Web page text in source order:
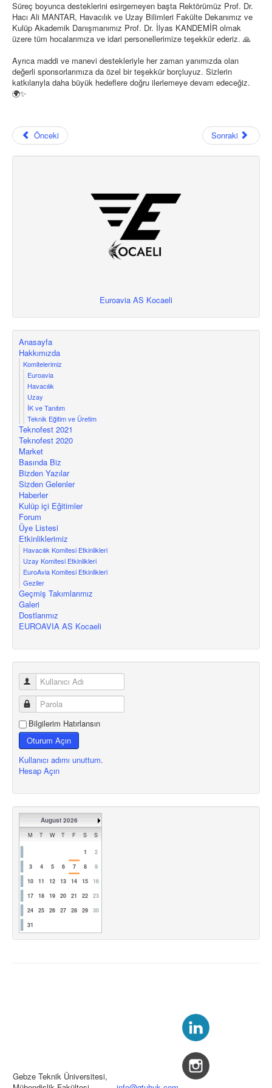
Süreç boyunca desteklerini esirgemeyen başta Rektörümüz Prof. Dr.
Hacı Ali MANTAR, Havacılık ve Uzay Bilimleri Fakülte Dekanımız ve
Kulüp Akademik Danışmanımız Prof. Dr. İlyas KANDEMİR olmak
üzere tüm hocalarımıza ve idari personellerimize teşekkür ederiz. 🙏
Ayrıca maddi ve manevi destekleriyle her zaman yanımızda olan
değerli sponsorlarımıza da özel bir teşekkür borçluyuz. Sizlerin
katkılarıyla daha büyük hedeflere doğru ilerlemeye devam edeceğiz.
🌍✨
Önceki Sonraki
Euroavia AS Kocaeli
Anasayfa
Hakkımızda
Komitelerimiz
Euroavia
Havacılık
Uzay
İK ve Tanıtım
Teknik Eğitim ve Üretim
Teknofest 2021
Teknofest 2020
Market
Basında Biz
Bizden Yazılar
Sizden Gelenler
Haberler
Kulüp içi Eğitimler
Forum
Üye Listesi
Etkinliklerimiz
Havacılık Komitesi Etkinlikleri
Uzay Komitesi Etkinlikleri
EuroAvia Komitesi Etkinlikleri
Geziler
Geçmiş Takımlarımız
Galeri
Dostlarımız
EUROAVIA AS Kocaeli
Bilgilerim Hatırlansın
Oturum Açın
Kullanıcı adımı unuttum.
Hesap Açın
August 2026
M T W T F S S
1
2
3
4 5 6 7 8
9
10
11 12 13 14 15
16
17
18 19 20 21 22
23
24
25 26 27 28 29
30
31
Gebze Teknik Üniversitesi,